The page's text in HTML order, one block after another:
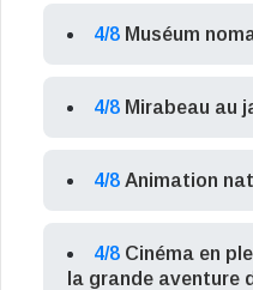
4/8 Muséum
4/8 Mirabeau au
4/8 Animation
4/8 Cinéma en
la grande aventure